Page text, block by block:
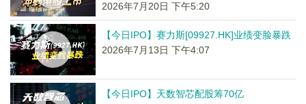
2026年7月20日 下午5:20
【今日IPO】赛力斯[09927.HK]业绩变脸暴跌
2026年7月13日 下午4:07
【今日IPO】天数智芯配股筹70亿